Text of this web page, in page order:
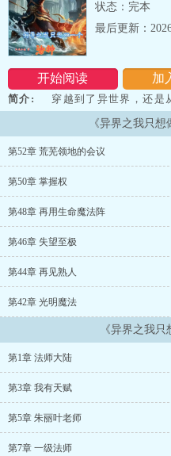
排行榜 收藏榜单
状态：完本
开始阅读 加
最后更新：
简介:
穿越到了异世界，还是
金手指。系统，没有。聊天群
有靠我自己了。罗林自言自语
指，...
《异界之我只
第52章 荒芜领地的会议
第50章 掌握权
第48章 再用生命魔法阵
第46章 失望至极
第44章 再见熟人
第42章 光明魔法
《异界之我
第1章 法师大陆
第3章 我有天赋
第5章 朱丽叶老师
第7章 一级法师